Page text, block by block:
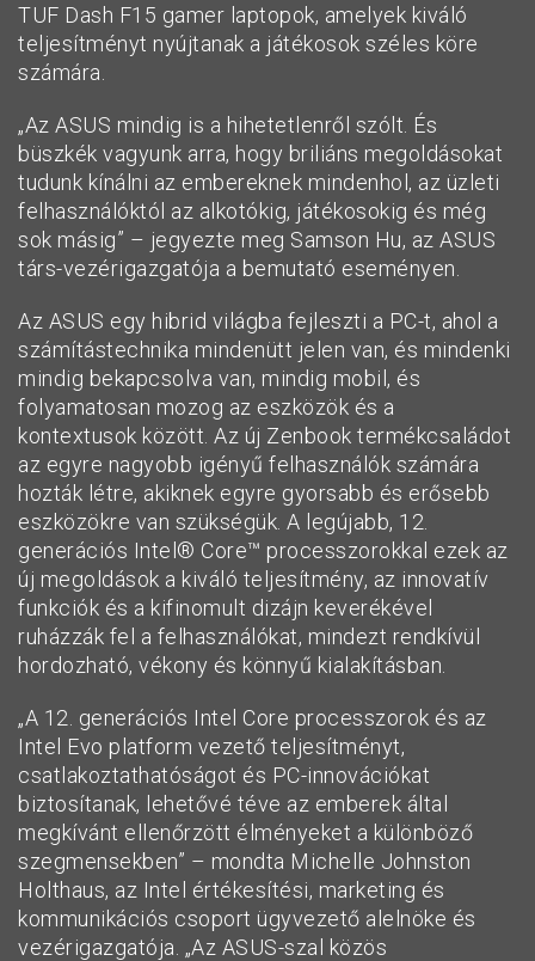
TUF Dash F15 gamer laptopok, amelyek kiváló
teljesítményt nyújtanak a játékosok széles köre
számára.
„Az ASUS mindig is a hihetetlenről szólt. És
büszkék vagyunk arra, hogy briliáns megoldásokat
tudunk kínálni az embereknek mindenhol, az üzleti
felhasználóktól az alkotókig, játékosokig és még
sok másig” – jegyezte meg Samson Hu, az ASUS
társ-vezérigazgatója a bemutató eseményen.
Az ASUS egy hibrid világba fejleszti a PC-t, ahol a
számítástechnika mindenütt jelen van, és mindenki
mindig bekapcsolva van, mindig mobil, és
folyamatosan mozog az eszközök és a
kontextusok között. Az új Zenbook termékcsaládot
az egyre nagyobb igényű felhasználók számára
hozták létre, akiknek egyre gyorsabb és erősebb
eszközökre van szükségük. A legújabb, 12.
generációs Intel® Core™ processzorokkal ezek az
új megoldások a kiváló teljesítmény, az innovatív
funkciók és a kifinomult dizájn keverékével
ruházzák fel a felhasználókat, mindezt rendkívül
hordozható, vékony és könnyű kialakításban.
„A 12. generációs Intel Core processzorok és az
Intel Evo platform vezető teljesítményt,
csatlakoztathatóságot és PC-innovációkat
biztosítanak, lehetővé téve az emberek által
megkívánt ellenőrzött élményeket a különböző
szegmensekben” – mondta Michelle Johnston
Holthaus, az Intel értékesítési, marketing és
kommunikációs csoport ügyvezető alelnöke és
vezérigazgatója. „Az ASUS-szal közös